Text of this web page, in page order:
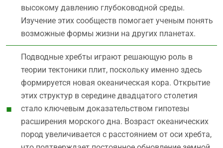
высокому давлению глубоководной среды.
Изучение этих сообществ помогает ученым понять
возможные формы жизни на других планетах.
Подводные хребты играют решающую роль в
теории тектоники плит, поскольку именно здесь
формируется новая океаническая кора. Открытие
этих структур в середине двадцатого столетия
стало ключевым доказательством гипотезы
расширения морского дна. Возраст океанических
пород увеличивается с расстоянием от оси хребта,